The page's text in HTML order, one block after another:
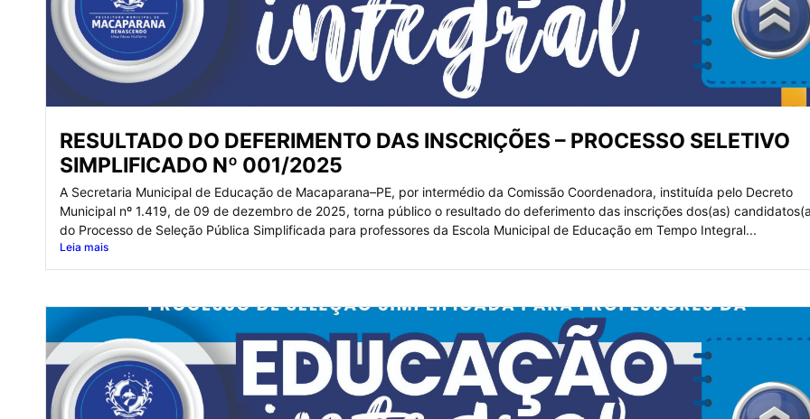
RESULTADO DO DEFERIMENTO DAS INSCRIÇÕES – PROCESSO SELETIVO
SIMPLIFICADO Nº 001/2025
A Secretaria Municipal de Educação de Macaparana–PE, por intermédio da Comissão Coordenadora, instituída pelo Decreto
Municipal nº 1.419, de 09 de dezembro de 2025, torna público o resultado do deferimento das inscrições dos(as)
do Processo de Seleção Pública Simplificada para professores da Escola Municipal de Educação em Tempo Integral...
Leia mais